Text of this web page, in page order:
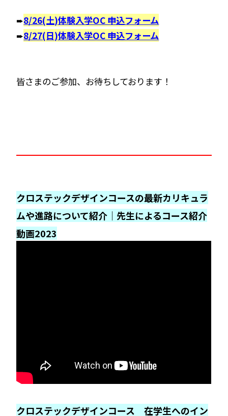
➨8/26(土)体験入学OC 申込フォーム
➨8/27(日)体験入学OC 申込フォーム
皆さまのご参加、お待ちしております！
クロステックデザインコースの最新カリキュラ
ムや進路について紹介｜先生によるコース紹介
動画2023
クロステックデザインコース 在学生へのイン